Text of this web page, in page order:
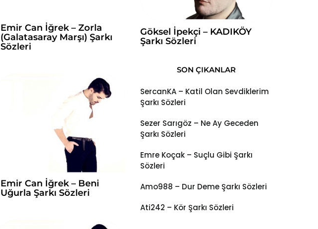
Emir Can İğrek – Zorla
(Galatasaray Marşı) Şarkı
Sözleri
Emir Can İğrek – Beni
Uğurla Şarkı Sözleri
Göksel İpekçi – KADIKÖY
Şarkı Sözleri
SON ÇIKANLAR
SercanKA – Katil Olan Sevdiklerim
Şarkı Sözleri
Sezer Sarıgöz – Ne Ay Geceden
Şarkı Sözleri
Emre Koçak – Suçlu Gibi Şarkı
Sözleri
Amo988 – Dur Deme Şarkı Sözleri
Ati242 – Kör Şarkı Sözleri